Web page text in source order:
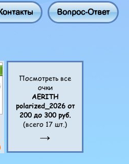
Посмотреть все
очки
AERITH
polarized_2026 от
200 до 300 руб.
(всего 17 шт.)
→
Вопрос-Ответ